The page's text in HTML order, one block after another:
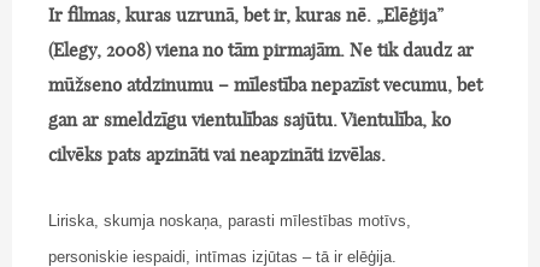
Ir filmas, kuras uzrunā, bet ir, kuras nē. „Elēģija”
(Elegy, 2008) viena no tām pirmajām. Ne tik daudz ar
mūžseno atdzinumu – mīlestība nepazīst vecumu, bet
gan ar smeldzīgu vientulības sajūtu. Vientulība, ko
cilvēks pats apzināti vai neapzināti izvēlas.
Liriska, skumja noskaņa, parasti mīlestības motīvs,
personiskie iespaidi, intīmas izjūtas – tā ir elēģija.